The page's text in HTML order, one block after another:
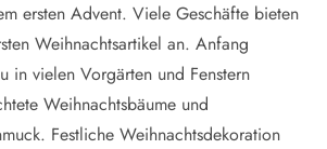
ersten Advent. Viele Geschäfte bieten
Weihnachtsartikel an. Anfang
in vielen Vorgärten und Fenstern
Weihnachtsbäume und
Festliche Weihnachtsdekoration